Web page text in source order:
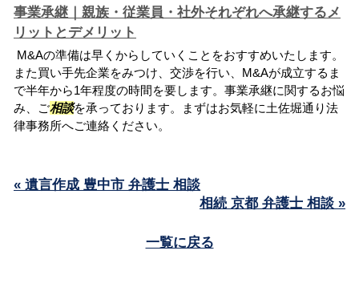
事業承継｜親族・従業員・社外それぞれへ承継するメ
リットとデメリット
M&Aの準備は早くからしていくことをおすすめいたします。
また買い手先企業をみつけ、交渉を行い、M&Aが成立するま
で半年から1年程度の時間を要します。事業承継に関するお悩
み、ご相談を承っております。まずはお気軽に土佐堀通り法
律事務所へご連絡ください。
« 遺言作成 豊中市 弁護士 相談
相続 京都 弁護士 相談 »
一覧に戻る